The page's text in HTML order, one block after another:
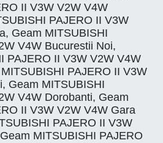
II V3W V2W V4W
PAJERO II V3W
Geam MITSUBISHI
V4W Bucurestii Noi,
PAJERO II V3W V2W V4W
PAJERO II V3W
Geam MITSUBISHI
V4W Dorobanti, Geam
II V3W V2W V4W Gara
PAJERO II V3W
MITSUBISHI PAJERO